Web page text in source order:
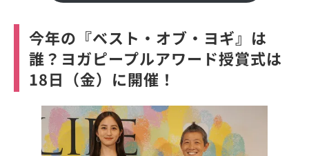
今年の『ベスト・オブ・ヨギ』は
誰？ヨガピープルアワード授賞式は
18日（金）に開催！